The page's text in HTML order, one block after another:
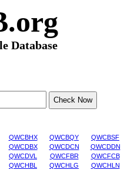
Database
QWCBHX QWCBQY QWCBSF
QWCDBX QWCDCN QWCDDN
QWCDVL QWCFBR QWCFCB
QWCHBL QWCHLG QWCHLN